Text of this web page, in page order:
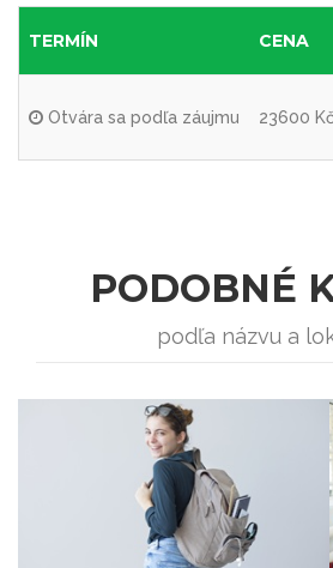
TERMÍN CENA
Otvára sa podľa záujmu 23600 Kč
PODOBNÉ
podľa názvu a